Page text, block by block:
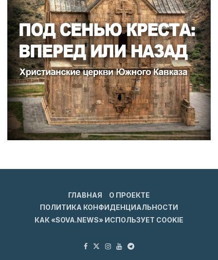
ГЛАВНАЯ
О ПРОЕКТЕ
ПОЛИТИКА КОНФИДЕНЦИАЛЬНОСТИ
КАК «SOVA.NEWS» ИСПОЛЬЗУЕТ COOKIE